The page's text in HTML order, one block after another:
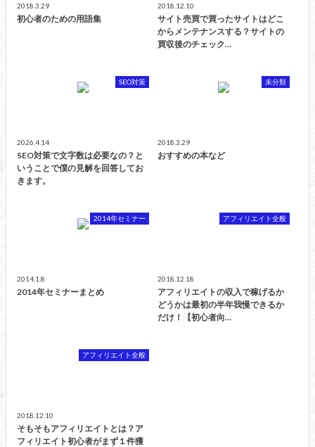
2018.3.29
初心者のための用語集
2018.12.10
サイト売買で買ったサイトはどこ
からメンテナンスする？サイトの
買収後のチェック…
SEO対策
2026.4.14
SEO対策で文字数は必要なの？と
いうことで僕の見解を回答してお
きます。
未分類
2018.3.29
おすすめの本など
2014年セミナー
2014.1.8
2014年セミナーまとめ
アフィリエイト全般
2018.12.18
アフィリエイトの収入で稼げるか
どうかは最初の半年我慢できるか
だけ！【初心者向…
アフィリエイト全般
2018.12.10
そもそもアフィリエイトとは？ア
フィリエイト初心者がまず１件獲